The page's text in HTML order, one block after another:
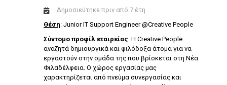
Δημοσιεύτηκε πριν από 7 έτη
Θέση: Junior IT Support Engineer @Creative People
Σύντομο προφίλ εταιρείας: Η Creative People
αναζητά δημιουργικά και φιλόδοξα άτομα για να
εργαστούν στην ομάδα της που βρίσκεται στη Νέα
Φιλαδέλφεια. Ο χώρος εργασίας μας
χαρακτηρίζεται από πνεύμα συνεργασίας και